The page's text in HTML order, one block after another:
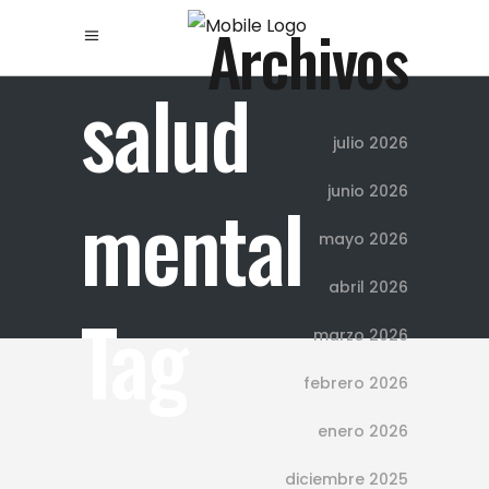
Archivos
julio 2026
junio 2026
mayo 2026
abril 2026
marzo 2026
febrero 2026
enero 2026
diciembre 2025
salud
mental
Tag